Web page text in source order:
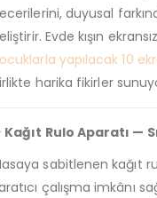
duyusal
Evde kışın
yapılacak 10
harika fikirler
Rulo Aparatı —
sabitlenen kağıt
çalışma imkânı